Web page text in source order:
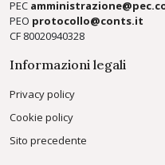
PEC
PEO protocollo@conts.it
CF 80020940328
Informazioni legali
Privacy policy
Cookie policy
Sito precedente